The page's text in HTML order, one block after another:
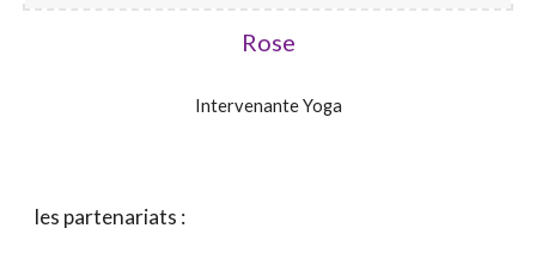
Rose
Intervenante Yoga
les partenariats :